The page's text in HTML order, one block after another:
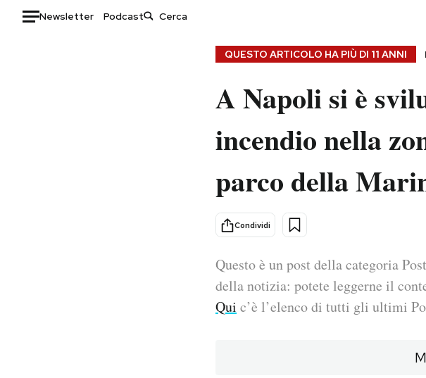
Newsletter Podcast
Storie/Idee
Ok Boomer!
Altrecose
Mondiali calcio 2026
QUESTO ARTICOLO HA PIÙ DI 11 ANNI
A Napoli si è
incendio nella
parco della
Condividi
Questo è un post della categoria
della notizia: potete leggerne il
Qui c’è l’elenco di tutti gli ultimi